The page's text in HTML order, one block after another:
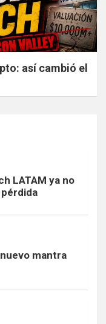
así cambió el
LATAM ya no
mantra